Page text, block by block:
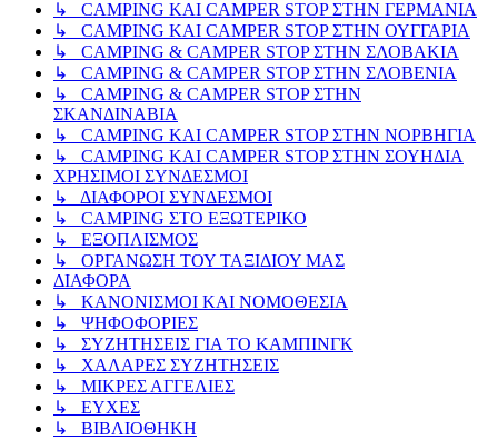
↳ CAMPING KAI CAMPER STOP ΣΤΗΝ ΓΕΡΜΑΝΙΑ
↳ CAMPING KAI CAMPER STOP ΣΤΗΝ ΟΥΓΓΑΡΙΑ
↳ CAMPING & CAMPER STOP ΣΤΗΝ ΣΛΟΒΑΚΙΑ
↳ CAMPING & CAMPER STOP ΣΤΗΝ ΣΛΟΒΕΝΙΑ
↳ CAMPING & CAMPER STOP ΣΤΗΝ
ΣΚΑΝΔΙΝΑΒΙΑ
↳ CAMPING KAI CAMPER STOP ΣΤΗΝ ΝΟΡΒΗΓΙΑ
↳ CAMPING KAI CAMPER STOP ΣΤΗΝ ΣΟΥΗΔΙΑ
ΧΡΗΣΙΜΟΙ ΣΥΝΔΕΣΜΟΙ
↳ ΔΙΑΦΟΡΟΙ ΣΥΝΔΕΣΜΟΙ
↳ CAMPING ΣΤΟ ΕΞΩΤΕΡΙΚΟ
↳ ΕΞΟΠΛΙΣΜΟΣ
↳ ΟΡΓΑΝΩΣΗ ΤΟΥ ΤΑΞΙΔΙΟΥ ΜΑΣ
ΔΙΑΦΟΡΑ
↳ ΚΑΝΟΝΙΣΜΟΙ ΚΑΙ ΝΟΜΟΘΕΣΙΑ
↳ ΨΗΦΟΦΟΡΙΕΣ
↳ ΣΥΖΗΤΗΣΕΙΣ ΓΙΑ ΤΟ ΚΑΜΠΙΝΓΚ
↳ ΧΑΛΑΡΕΣ ΣΥΖΗΤΗΣΕΙΣ
↳ ΜΙΚΡΕΣ ΑΓΓΕΛΙΕΣ
↳ ΕΥΧΕΣ
↳ ΒΙΒΛΙΟΘΗΚΗ